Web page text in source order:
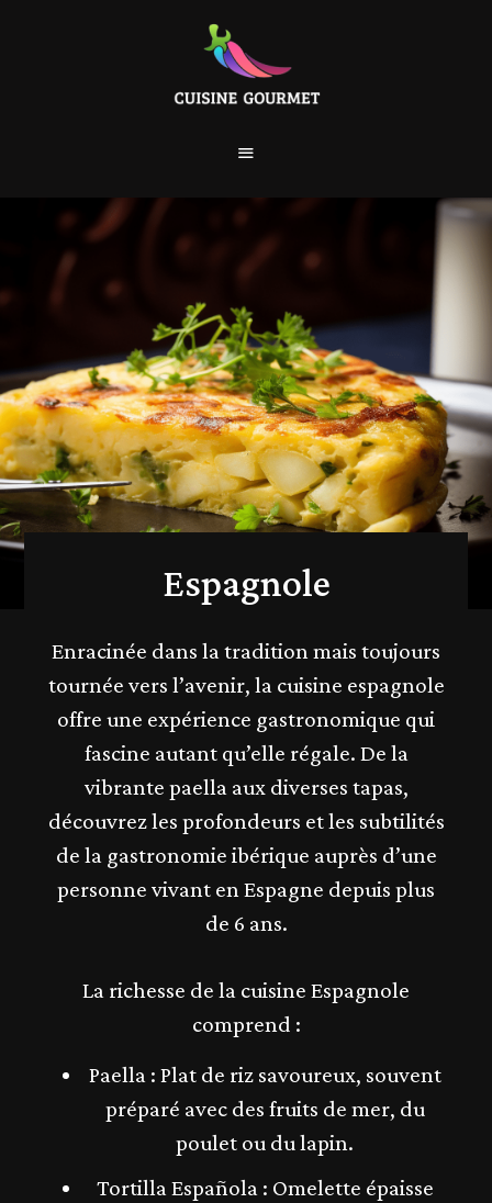
Espagnole
Enracinée dans la tradition mais toujours
tournée vers l’avenir, la cuisine espagnole
offre une expérience gastronomique qui
fascine autant qu’elle régale. De la
vibrante paella aux diverses tapas,
découvrez les profondeurs et les subtilités
de la gastronomie ibérique auprès d’une
personne vivant en Espagne depuis plus
de 6 ans.
La richesse de la cuisine Espagnole
comprend :
Paella : Plat de riz savoureux, souvent
préparé avec des fruits de mer, du
poulet ou du lapin.
Tortilla Española : Omelette épaisse